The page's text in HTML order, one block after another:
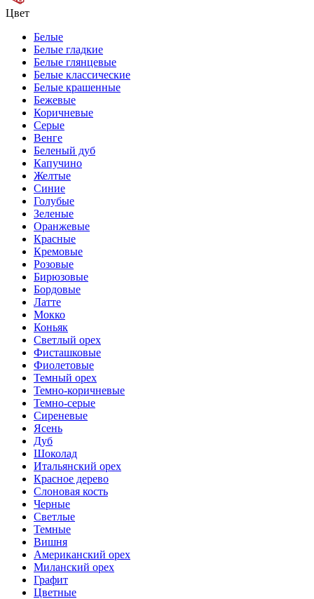
Цвет
Белые
Белые гладкие
Белые глянцевые
Белые классические
Белые крашенные
Бежевые
Коричневые
Серые
Венге
Беленый дуб
Капучино
Желтые
Синие
Голубые
Зеленые
Оранжевые
Красные
Кремовые
Розовые
Бирюзовые
Бордовые
Латте
Мокко
Коньяк
Светлый орех
Фисташковые
Фиолетовые
Темный орех
Темно-коричневые
Темно-серые
Сиреневые
Ясень
Дуб
Шоколад
Итальянский орех
Красное дерево
Слоновая кость
Черные
Светлые
Темные
Вишня
Американский орех
Миланский орех
Графит
Цветные